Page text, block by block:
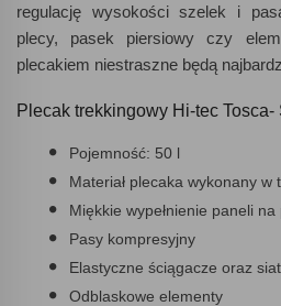
regulację wysokości szelek i
plecy, pasek piersiowy czy
plecakiem niestraszne będą
Plecak trekkingowy Hi-tec
Pojemność: 50 l
Materiał plecaka wykonany w
Miękkie wypełnienie paneli
Pasy kompresyjny
Elastyczne ściągacze oraz
Odblaskowe elementy